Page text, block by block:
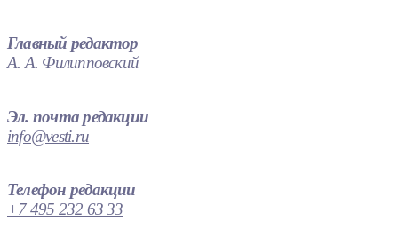
Главный редактор
А. А. Филипповский
Эл. почта редакции
info@vesti.ru
Телефон редакции
+7 495 232 63 33